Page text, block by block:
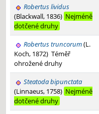
Robertus lividus
(Blackwall, 1836) Nejméně
dotčené druhy
Robertus truncorum(L.
Koch, 1872) Téměř
ohrožené druhy
Steatoda bipunctata
(Linnaeus, 1758) Nejméně
dotčené druhy